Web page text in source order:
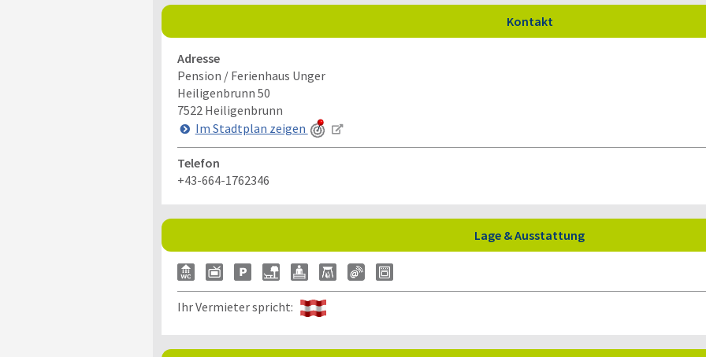
Kontakt
Adresse
Pension / Ferienhaus Unger
Heiligenbrunn 50
7522 Heiligenbrunn
Im Stadtplan zeigen
Telefon
+43-664-1762346
Lage & Ausstattung
Ihr Vermieter spricht: